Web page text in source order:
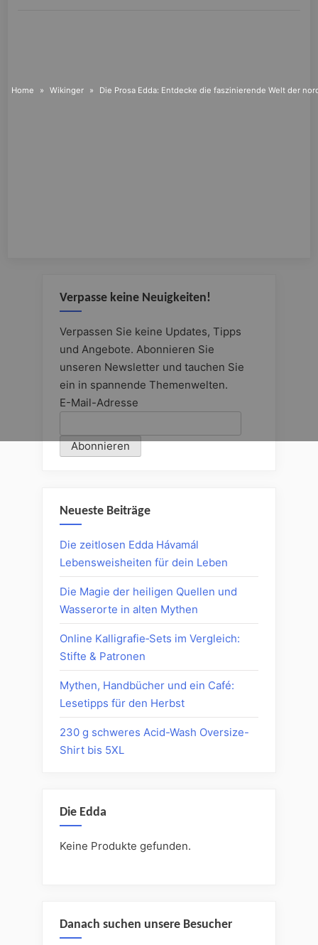
Home Wikinger Die Prosa Edda: Entdecke die faszinierende Welt der
Verpasse keine Neuigkeiten!
Verpassen Sie keine Updates, Tipps
und Angebote. Abonnieren Sie
unseren Newsletter und tauchen Sie
ein in spannende Themenwelten.
E-Mail-Adresse
Neueste Beiträge
Die zeitlosen Edda Hávamál
Lebensweisheiten für dein Leben
Die Magie der heiligen Quellen und
Wasserorte in alten Mythen
Online Kalligrafie‑Sets im Vergleich:
Stifte & Patronen
Mythen, Handbücher und ein Café:
Lesetipps für den Herbst
230 g schweres Acid-Wash Oversize-
Shirt bis 5XL
Die Edda
Keine Produkte gefunden.
Danach suchen unsere Besucher